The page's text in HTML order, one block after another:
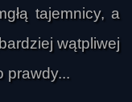
tajemnicy, a
wątpliwej
prawdy...